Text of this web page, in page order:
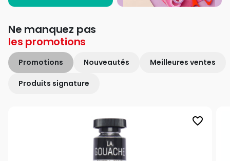
Ne manquez pas
les promotions
Promotions Nouveautés Meilleures ventes
Produits signature
favorite_border